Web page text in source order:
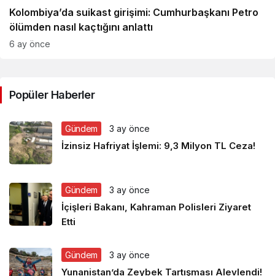
Kolombiya’da suikast girişimi: Cumhurbaşkanı Petro
ölümden nasıl kaçtığını anlattı
6 ay önce
Popüler Haberler
Gündem 3 ay önce
İzinsiz Hafriyat İşlemi: 9,3 Milyon TL Ceza!
Gündem 3 ay önce
İçişleri Bakanı, Kahraman Polisleri Ziyaret
Etti
Gündem 3 ay önce
Yunanistan’da Zeybek Tartışması Alevlendi!